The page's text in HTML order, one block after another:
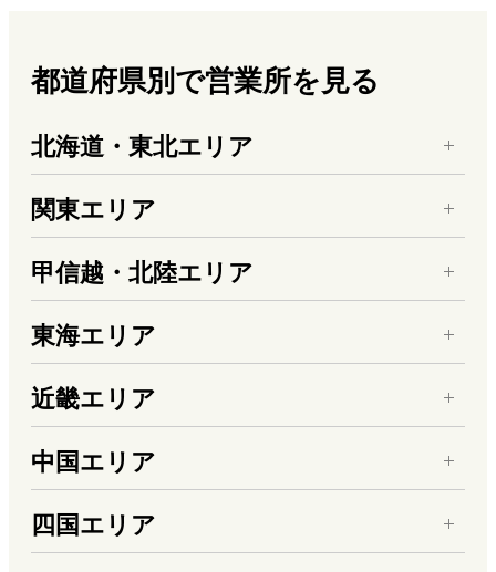
都道府県別で営業所を見る
北海道・東北エリア
関東エリア
甲信越・北陸エリア
東海エリア
近畿エリア
中国エリア
四国エリア